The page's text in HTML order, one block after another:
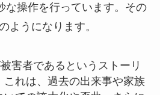
な操作を行っています。その
ようになります。
害者であるというストーリ
これは、過去の出来事や家族